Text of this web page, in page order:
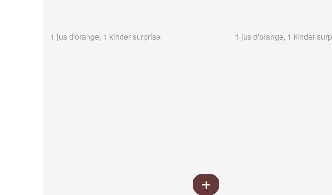
1 jus d'orange, 1 kinder surprise 1 jus d'orange, 1 kinder